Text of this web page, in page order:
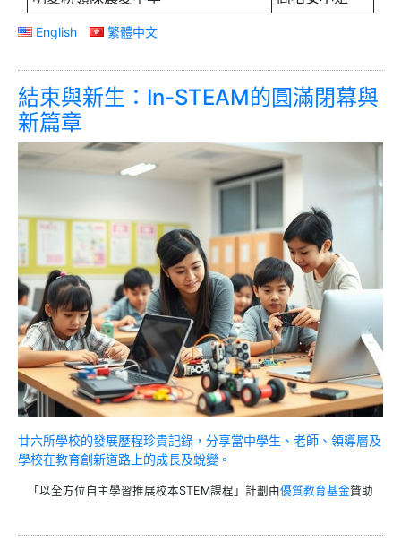
English 繁體中文
結束與新生：In-STEAM的圓滿閉幕與
新篇章
廿六所學校的發展歷程珍貴記錄，分享當中學生、老師、領導層及
學校在教育創新道路上的成長及蛻變。
「以全方位自主學習推展校本STEM課程」計劃由優質教育基金贊助